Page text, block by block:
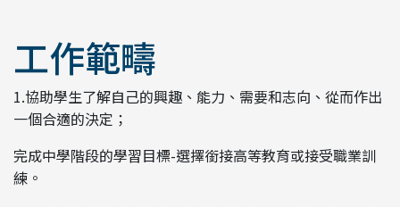
工作範疇
1.協助學生了解自己的興趣、能力、需要和志向、從而作出
一個合適的決定；
完成中學階段的學習目標-選擇銜接高等教育或接受職業訓
練。